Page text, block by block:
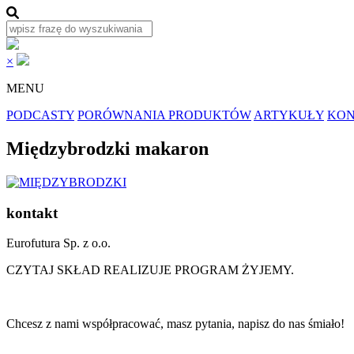
×
MENU
PODCASTY PORÓWNANIA PRODUKTÓW ARTYKUŁY
Międzybrodzki makaron
kontakt
Eurofutura Sp. z o.o.
CZYTAJ SKŁAD REALIZUJE PROGRAM ŻYJEMY.
Chcesz z nami współpracować, masz pytania, napisz do nas śmiało!